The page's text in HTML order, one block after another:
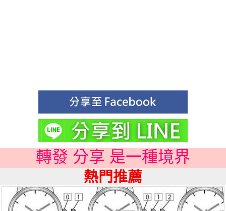
轉發 分享 是一種境界
熱門推薦